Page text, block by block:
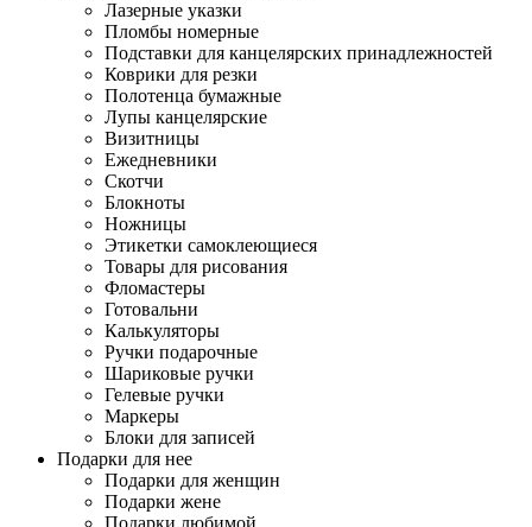
Лазерные указки
Пломбы номерные
Подставки для канцелярских принадлежностей
Коврики для резки
Полотенца бумажные
Лупы канцелярские
Визитницы
Ежедневники
Скотчи
Блокноты
Ножницы
Этикетки самоклеющиеся
Товары для рисования
Фломастеры
Готовальни
Калькуляторы
Ручки подарочные
Шариковые ручки
Гелевые ручки
Маркеры
Блоки для записей
Подарки для нее
Подарки для женщин
Подарки жене
Подарки любимой